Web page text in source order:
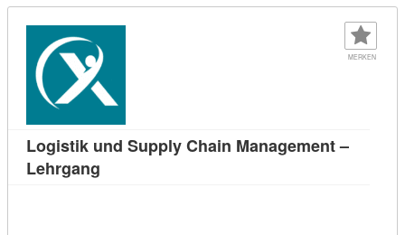
MERKEN
Logistik und Supply Chain Management –
Lehrgang